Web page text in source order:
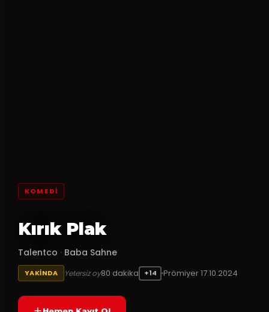
KOMEDI
Kırık Plak
Talentco · Baba Sahne
YAKINDA Yetersiz oy80 dakika +14 Prömiyer17.10.2024